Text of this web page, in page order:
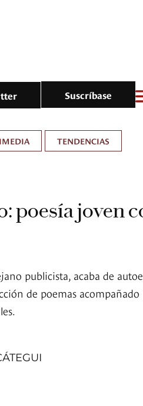
Suscríbase
TENDENCIAS
poesía joven
publicista, acaba de
de poemas